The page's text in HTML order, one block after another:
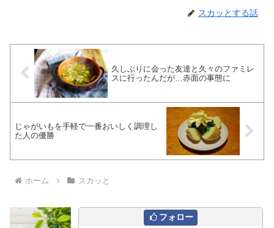
スカッとする話
久しぶりに会った友達と久々のファミレ
スに行ったんだが…赤面の事態に
じゃがいもを手軽で一番おいしく調理し
た人の優勝
ホーム スカッと
フォロー